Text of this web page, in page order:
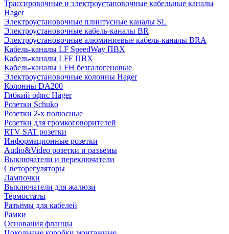
Трассировочные и электроустановочные кабельные каналы
Hager
Электроустановочные плинтусные каналы SL
Электроустановочные кабель-каналы BR
Электроустановочные алюминиевые кабель-каналы BRA
Кабель-каналы LF SpeedWay ПВХ
Кабель-каналы LFF ПВХ
Кабель-каналы LFH безгалогеновые
Электроустановочные колонны Hager
Колонны DA200
Гибкий офис Hager
Розетки Schuko
Розетки 2-х полюсные
Розетки для громкоговорителей
RTV SAT розетки
Информационные розетки
Audio&Video розетки и разъёмы
Выключатели и переключатели
Светорегуляторы
Лампочки
Выключатели для жалюзи
Термостаты
Разъёмы для кабелей
Рамки
Основания фланцы